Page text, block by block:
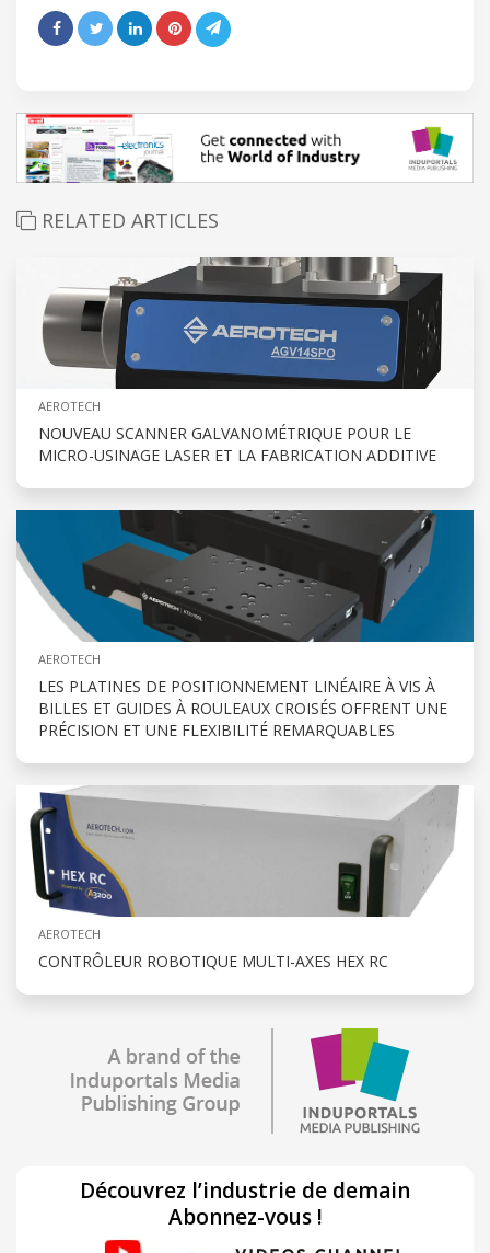
RELATED ARTICLES
AEROTECH
NOUVEAU SCANNER GALVANOMÉTRIQUE POUR LE
MICRO-USINAGE LASER ET LA FABRICATION ADDITIVE
AEROTECH
LES PLATINES DE POSITIONNEMENT LINÉAIRE À VIS À
BILLES ET GUIDES À ROULEAUX CROISÉS OFFRENT UNE
PRÉCISION ET UNE FLEXIBILITÉ REMARQUABLES
AEROTECH
CONTRÔLEUR ROBOTIQUE MULTI-AXES HEX RC
Découvrez l’industrie de demain
Abonnez-vous !